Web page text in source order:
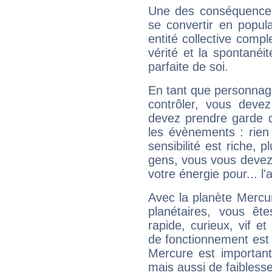
Une des
se convertir en
entité collective
vérité et la
parfaite de soi.
En tant que
contrôler, vous
devez prendre garde
les évènements :
sensibilité est riche,
gens, vous vous
votre énergie pour...
Avec la planète
planétaires, vous
rapide, curieux, vif et
de fonctionnement
Mercure est
mais aussi de